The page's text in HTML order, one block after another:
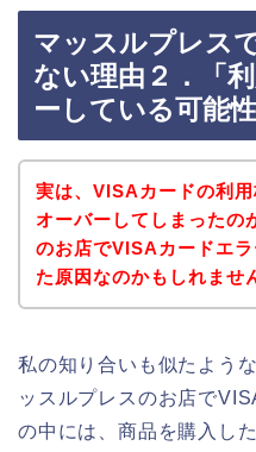
マッスルプレス
ない理由２．「
ーしている可能性
実は、VISAカードの利
オーバーしてしまったの
のお店でVISAカードエ
た原因なのかもしれませ
私の知り合いも似たよう
ッスルプレスのお店で
の中には、商品を購入し